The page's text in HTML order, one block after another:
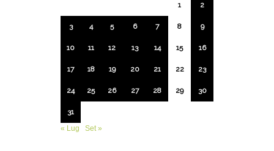
1 2
3 4 5 6 7 8 9
10 11 12 13 14 15 16
17 18 19 20 21 22 23
24 25 26 27 28 29 30
31
« Lug
Set »